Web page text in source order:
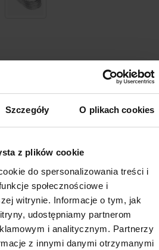
Szczegóły O plikach cookies
z plików cookie
do spersonalizowania treści i
społecznościowe i
witrynie. Informacje o tym, jak
udostępniamy partnerom
i analitycznym. Partnerzy
z innymi danymi otrzymanymi
do koszyka
wskazany adres
w 24 godziny
zamówień od 250 zł